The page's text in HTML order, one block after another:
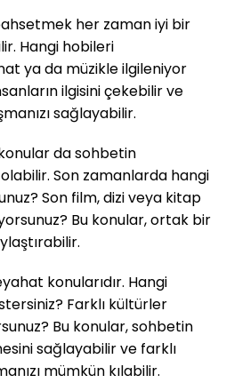
her zaman iyi bir
Hangi hobileri
ya da müzikle ilgileniyor
ilgisini çekebilir ve
sağlayabilir.
da sohbetin
Son zamanlarda hangi
Son film, dizi veya kitap
Bu konular, ortak bir
konularıdır. Hangi
Farklı kültürler
Bu konular, sohbetin
sağlayabilir ve farklı
mümkün kılabilir.